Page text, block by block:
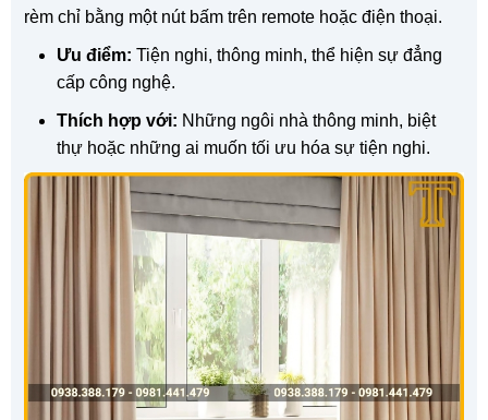
rèm chỉ bằng một nút bấm trên remote hoặc điện thoại.
Ưu điểm: Tiện nghi, thông minh, thể hiện sự đẳng
cấp công nghệ.
Thích hợp với: Những ngôi nhà thông minh, biệt
thự hoặc những ai muốn tối ưu hóa sự tiện nghi.